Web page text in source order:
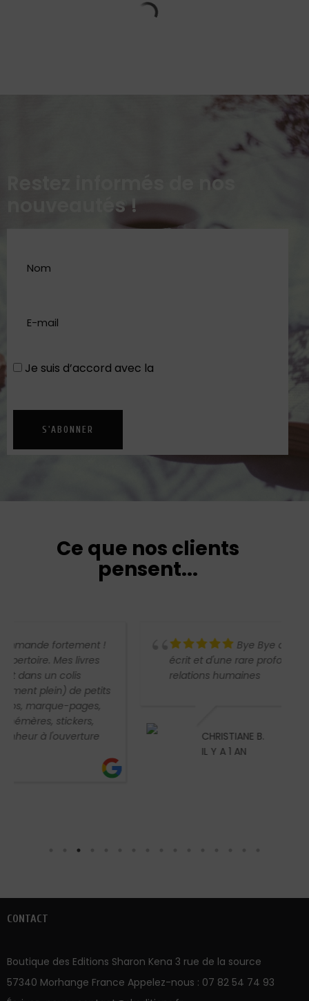
Restez informés de nos
nouveautés !
Je suis d’accord avec la
S'ABONNER
Ce que nos clients
pensent...
Bye Bye de Steff S. super bien
écrit et d'une rare profondeur sur les
relations humaines
CHRISTIANE B.
Boutique des Editions Sharon Kena 3 rue de la source
57340 Morhange France Appelez-nous :